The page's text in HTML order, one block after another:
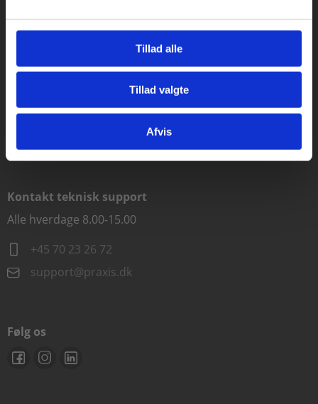
Tillad alle
Tillad valgte
Afvis
Hærvejen 8
6230 Rødekro
Kontakt kundeservice
info@praxis.dk
Kontakt teknisk support
Alle hverdage 8.00-15.00
+45 70 23 26 72
support@praxis.dk
Følg os
Gå til praxisOnline